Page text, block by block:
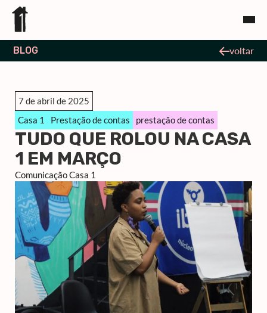
BLOG voltar
7 de abril de 2025
Casa 1
Prestação de contas prestação de contas
TUDO QUE ROLOU NA CASA
1 EM MARÇO
Comunicação Casa 1